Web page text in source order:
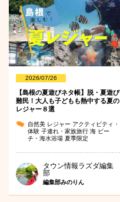
2026/07/26
【島根の夏遊びネタ帳】脱・夏遊び
難民！大人も子どもも熱中する夏の
レジャー８選
自然美 レジャー アクティビティ・
体験 子連れ・家族旅行 海 ビー
チ・海水浴場 夏季限定
タウン情報ラズダ編集
部
編集部みのりん